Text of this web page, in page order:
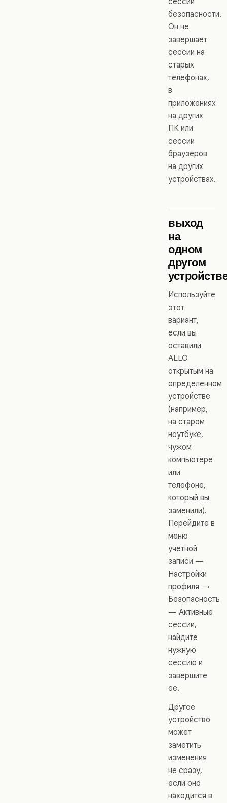
безопасности.
Он не
завершает
сессии на
старых
телефонах,
в
приложениях
на других
ПК или
сессии
браузеров
на других
устройствах.
выход
на
одном
другом
Используйте
этот
вариант,
если вы
оставили
ALLO
открытым на
определенном
устройстве
(например,
на старом
ноутбуке,
чужом
компьютере
или
телефоне,
который вы
заменили).
Перейдите в
меню
учетной
записи →
Настройки
профиля →
Безопасность
→ Активные
сессии,
найдите
нужную
сессию и
завершите
ее.
Другое
устройство
может
заметить
изменения
не сразу,
если оно
находится в